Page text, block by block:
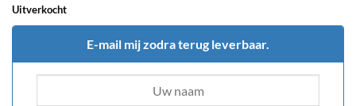
Uitverkocht
E-mail mij zodra terug leverbaar.